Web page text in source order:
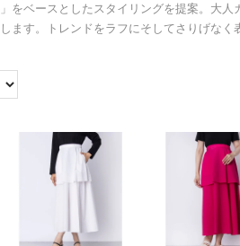
をベースとしたスタイリングを提案。大
ます。トレンドをラフにそしてさりげなく